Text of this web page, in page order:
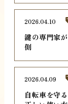
鍵の専門家
側
2026.04.10
自転車を守
2026.04.09